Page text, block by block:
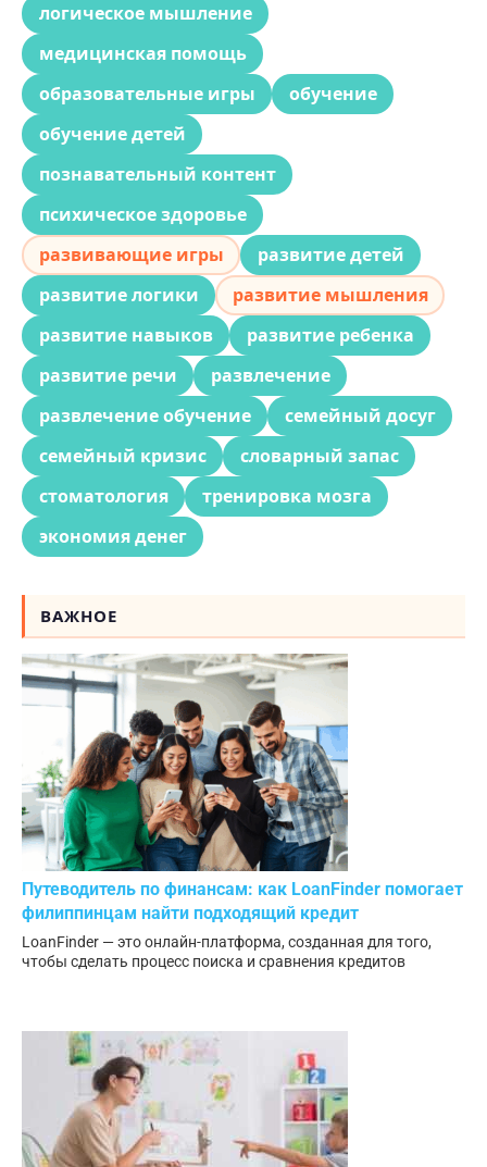
логическое мышление
медицинская помощь
образовательные игры
обучение
обучение детей
познавательный контент
психическое здоровье
развивающие игры
развитие детей
развитие логики
развитие мышления
развитие навыков
развитие ребенка
развитие речи
развлечение
развлечение обучение
семейный досуг
семейный кризис
словарный запас
стоматология
тренировка мозга
экономия денег
ВАЖНОЕ
Путеводитель по финансам: как LoanFinder помогает
филиппинцам найти подходящий кредит
LoanFinder — это онлайн-платформа, созданная для того,
чтобы сделать процесс поиска и сравнения кредитов